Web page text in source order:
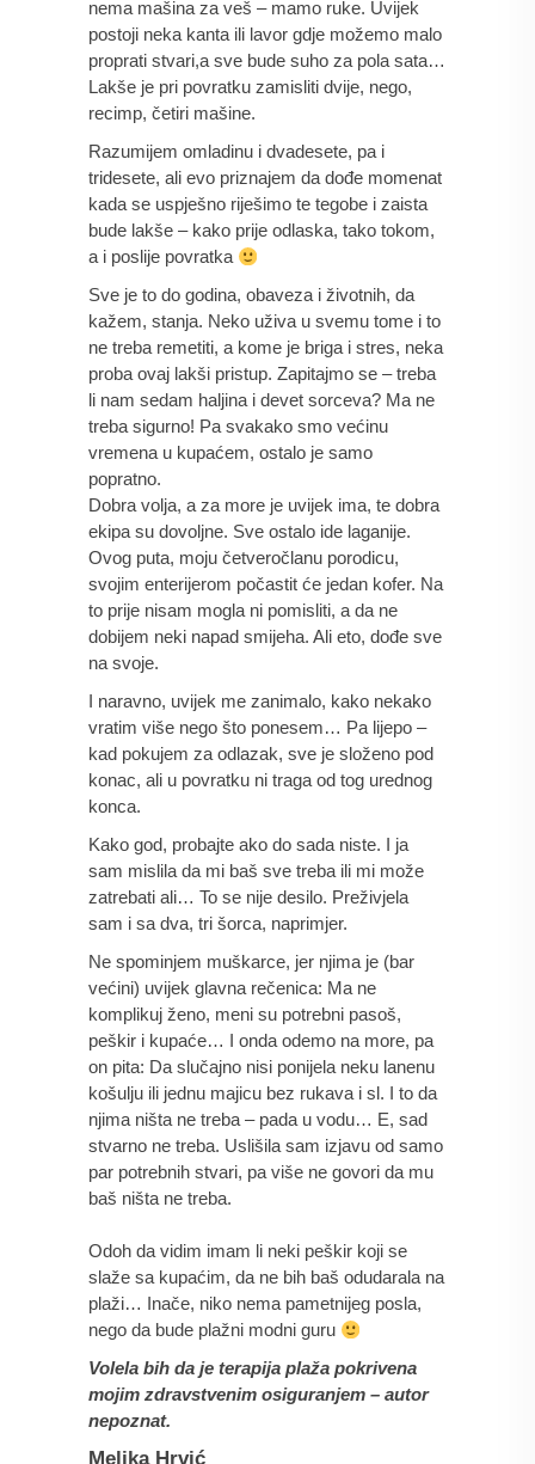
nema mašina za veš – mamo ruke. Uvijek
postoji neka kanta ili lavor gdje možemo malo
proprati stvari,a sve bude suho za pola sata…
Lakše je pri povratku zamisliti dvije, nego,
recimp, četiri mašine.
Razumijem omladinu i dvadesete, pa i
tridesete, ali evo priznajem da dođe momenat
kada se uspješno riješimo te tegobe i zaista
bude lakše – kako prije odlaska, tako tokom,
a i poslije povratka
Sve je to do godina, obaveza i životnih, da
kažem, stanja. Neko uživa u svemu tome i to
ne treba remetiti, a kome je briga i stres, neka
proba ovaj lakši pristup. Zapitajmo se – treba
li nam sedam haljina i devet sorceva? Ma ne
treba sigurno! Pa svakako smo većinu
vremena u kupaćem, ostalo je samo
popratno.
Dobra volja, a za more je uvijek ima, te dobra
ekipa su dovoljne. Sve ostalo ide laganije.
Ovog puta, moju četveročlanu porodicu,
svojim enterijerom počastit će jedan kofer. Na
to prije nisam mogla ni pomisliti, a da ne
dobijem neki napad smijeha. Ali eto, dođe sve
na svoje.
I naravno, uvijek me zanimalo, kako nekako
vratim više nego što ponesem… Pa lijepo –
kad pokujem za odlazak, sve je složeno pod
konac, ali u povratku ni traga od tog urednog
konca.
Kako god, probajte ako do sada niste. I ja
sam mislila da mi baš sve treba ili mi može
zatrebati ali… To se nije desilo. Preživjela
sam i sa dva, tri šorca, naprimjer.
Ne spominjem muškarce, jer njima je (bar
većini) uvijek glavna rečenica: Ma ne
komplikuj ženo, meni su potrebni pasoš,
peškir i kupaće… I onda odemo na more, pa
on pita: Da slučajno nisi ponijela neku lanenu
košulju ili jednu majicu bez rukava i sl. I to da
njima ništa ne treba – pada u vodu… E, sad
stvarno ne treba. Uslišila sam izjavu od samo
par potrebnih stvari, pa više ne govori da mu
baš ništa ne treba.
Odoh da vidim imam li neki peškir koji se
slaže sa kupaćim, da ne bih baš odudarala na
plaži… Inače, niko nema pametnijeg posla,
nego da bude plažni modni guru
Volela bih da je terapija plaža pokrivena
mojim zdravstvenim osiguranjem – autor
nepoznat.
Melika Hrvić